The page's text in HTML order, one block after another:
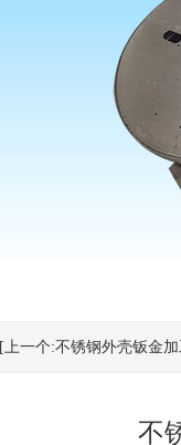
[上一个:不锈钢外壳钣金加
不